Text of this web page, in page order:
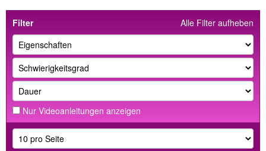
Alle Filter aufheben
Filter
Nur Videoanleitungen anzeigen